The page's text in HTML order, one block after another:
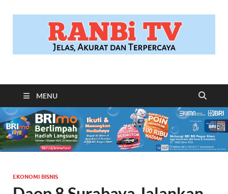
RANBITV.COM
MENU
EKONOMI BISNIS